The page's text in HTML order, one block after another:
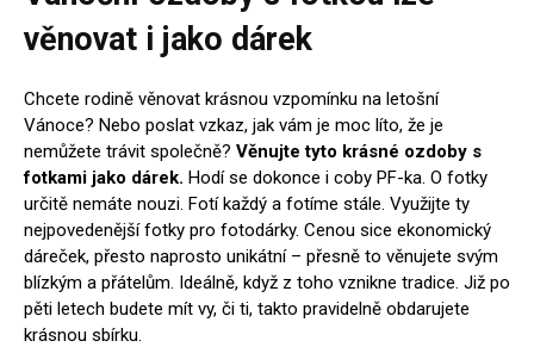
věnovat i jako dárek
Chcete rodině věnovat krásnou vzpomínku na letošní
Vánoce? Nebo poslat vzkaz, jak vám je moc líto, že je
nemůžete trávit společně? Věnujte tyto krásné ozdoby s
fotkami jako dárek. Hodí se dokonce i coby PF-ka. O fotky
určitě nemáte nouzi. Fotí každý a fotíme stále. Využijte ty
nejpovedenější fotky pro fotodárky. Cenou sice ekonomický
dáreček, přesto naprosto unikátní – přesně to věnujete svým
blízkým a přátelům. Ideálně, když z toho vznikne tradice. Již po
pěti letech budete mít vy, či ti, takto pravidelně obdarujete
krásnou sbírku.